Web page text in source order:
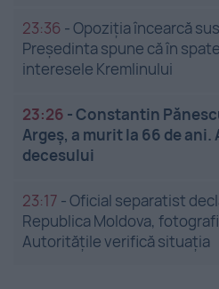
23:36 -Opoziția încearcă
Președinta spune că în
interesele Kremlinului
23:26 -Constantin
Argeș, a murit la 66 de
decesului
23:17 -Oficial separatist
Republica Moldova,
Autoritățile verifică situația